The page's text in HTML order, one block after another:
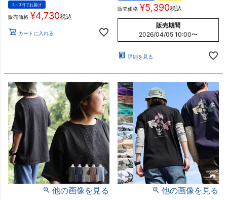
2～3日でお届け
販売価格 ¥4,730税込
カートに入れる
販売価格 ¥5,390税込
販売期間
2026/04/05 10:00〜
詳細を見る
他の画像を見る 他の画像を見る